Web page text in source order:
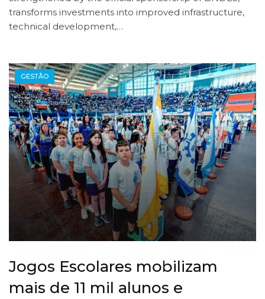
transforms investments into improved infrastructure,
technical development,…
GESTÃO
Jogos Escolares mobilizam
mais de 11 mil alunos e